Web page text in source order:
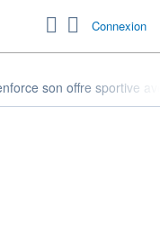
Connexion
son offre sportive